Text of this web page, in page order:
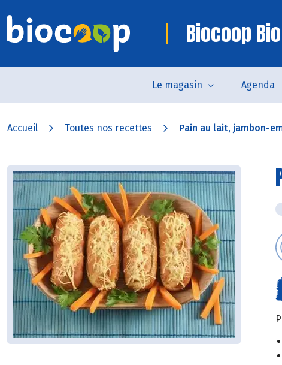
Biocoop
Le magasin Agenda
Accueil Toutes nos recettes Pain au lait, jambon-